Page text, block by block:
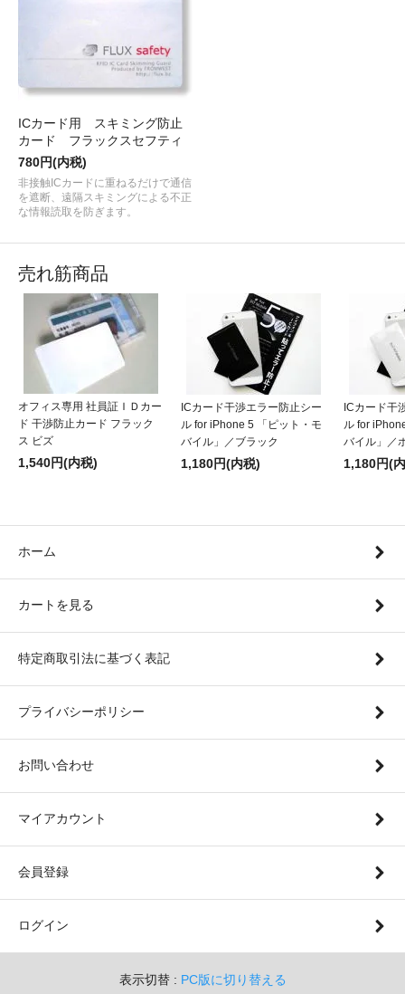
ICカード用 スキミング防止
カード フラックスセフティ
780円(内税)
非接触ICカードに重ねるだけで通信
を遮断、遠隔スキミングによる不正
な情報読取を防ぎます。
売れ筋商品
オフィス専用 社員証ＩＤカー
ド 干渉防止カード フラック
ス ビズ
1,540円(内税)
ICカード干渉エラー防止シー
ル for iPhone 5 「ピット・モ
バイル」／ブラック
1,180円(内税)
ICカード干
ル for
バイル」／
1,180円(
ホーム
カートを見る
特定商取引法に基づく表記
プライバシーポリシー
お問い合わせ
マイアカウント
会員登録
ログイン
表示切替 : PC版に切り替える